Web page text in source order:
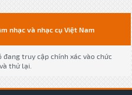
nhạc và nhạc cụ Việt Nam
đang truy cập chính xác vào chức
thử lại.